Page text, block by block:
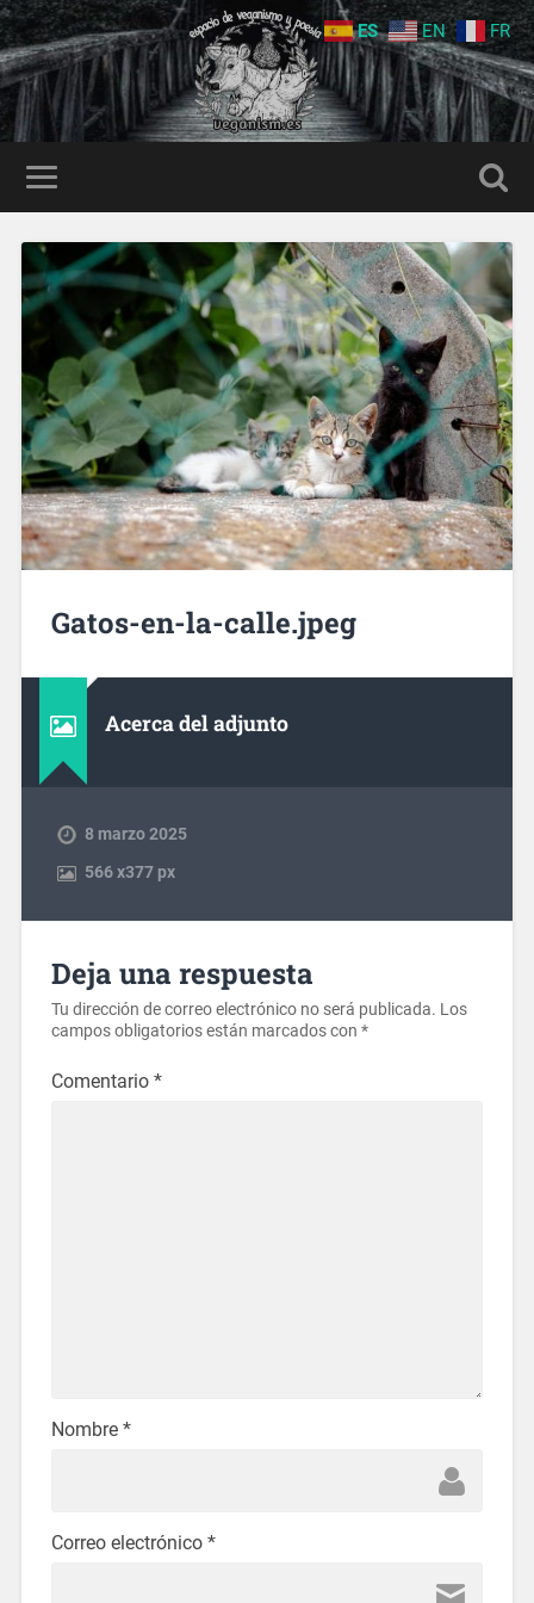
Gatos-en-la-calle.jpeg
Acerca del adjunto
8 marzo 2025
566x377 px
Deja una respuesta
Tu dirección de correo electrónico no será publicada. Los
campos obligatorios están marcados con *
Comentario *
Nombre *
Correo electrónico *
ES EN FR